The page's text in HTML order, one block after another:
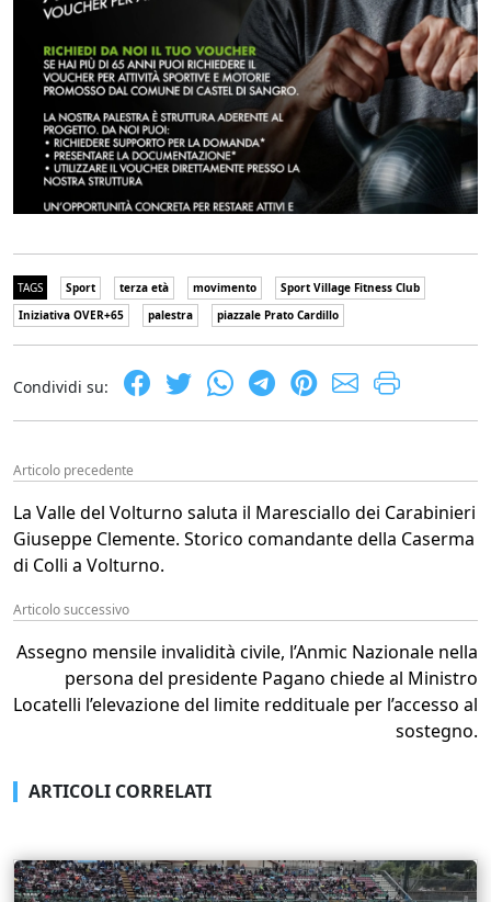
TAGS Sport terza età movimento
Sport Village Fitness Club
Iniziativa OVER+65
palestra piazzale Prato Cardillo
Condividi su:
Articolo precedente
La Valle del Volturno saluta il Maresciallo dei Carabinieri
Giuseppe Clemente. Storico comandante della Caserma
di Colli a Volturno.
Articolo successivo
Assegno mensile invalidità civile, l’Anmic Nazionale nella
persona del presidente Pagano chiede al Ministro
Locatelli l’elevazione del limite reddituale per l’accesso al
sostegno.
ARTICOLI CORRELATI